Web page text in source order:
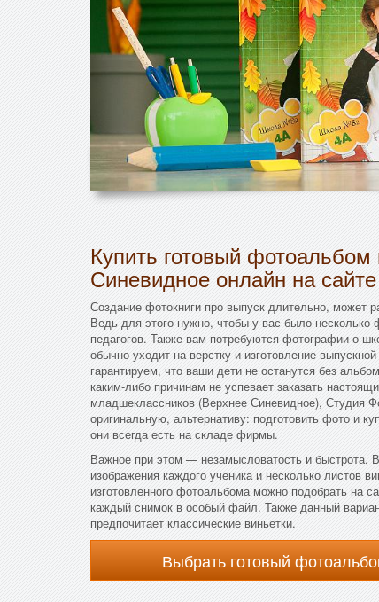
Купить готовый
Синевидное онлайн на сайте
Создание фотокниги про выпуск длительно, может
Ведь для этого нужно, чтобы у вас было несколько
педагогов. Также вам потребуются фотографии о
обычно уходит на верстку и изготовление
гарантируем, что ваши дети не останутся без
каким-либо причинам не успевает заказать
младшеклассников (Верхнее Синевидное), Студия
оригинальную, альтернативу: подготовить фото и
они всегда есть на складе фирмы.
Важное при этом — незамысловатость и быстрота.
изображения каждого ученика и несколько листов
изготовленного фотоальбома можно подобрать на
каждый снимок в особый файл. Также данный
предпочитает классические виньетки.
Выбрать готовый